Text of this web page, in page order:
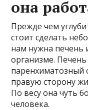
она
Прежде чем
стоит сделать
нам нужна печень
организме.
паренхиматозный
правую сторону
По весу она чуть
человека.